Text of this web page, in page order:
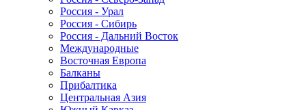
Россия - Урал
Россия - Сибирь
Россия - Дальний Восток
Международные
Восточная Европа
Балканы
Прибалтика
Центральная Азия